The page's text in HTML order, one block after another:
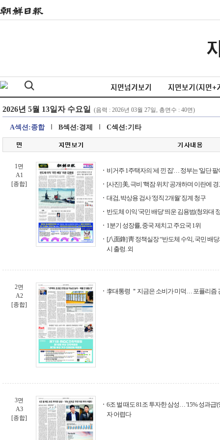
지면넘겨보기 지면보기(지면+
A섹션:종합 B섹션:경제 C섹션:기타
1면
A1
[종합]
비거주 1주택자의 '세 낀 집'… 정부는 '일단 팔
[사진] 美, 극비 '핵잠 위치' 공개하며 이란에 경
대검, 박상용 검사 '정직 2개월' 징계 청구
반도체 이익 '국민 배당' 띄운 김용범(청와대
1분기 성장률, 중국 제치고 주요국 1위
[八面鋒] 靑 정책실장 “반도체 수익, 국민 배
시 출렁. 외
2면
A2
[종합]
李대통령 ＂지금은 소비가 미덕… 포퓰리즘
3면
A3
[종합]
6조 벌 때도 81조 투자한 삼성… '15% 성과급
자 어렵다